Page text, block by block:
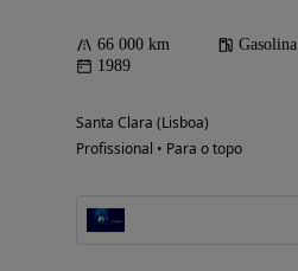
66 000 km Gasolina
1989
Santa Clara (Lisboa)
Profissional • Para o topo